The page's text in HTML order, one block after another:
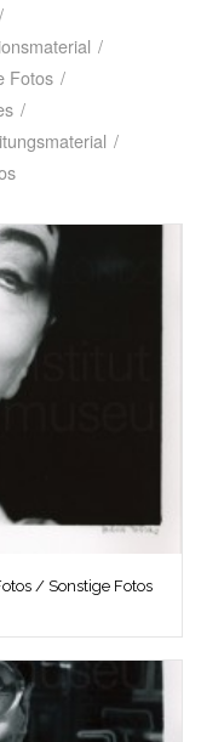
/
/
Fotos /
/
/
/ Sonstige Fotos